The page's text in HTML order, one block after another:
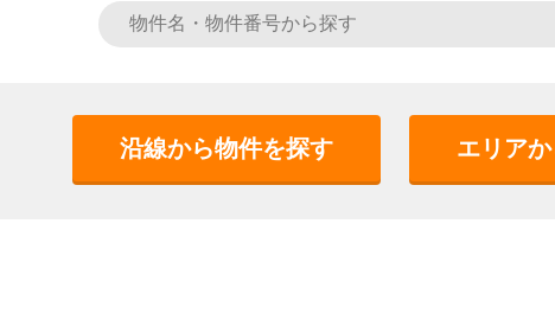
沿線から物件を探す エリア